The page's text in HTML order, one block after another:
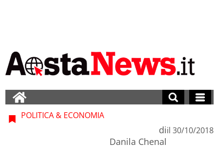
POLITICA & ECONOMIA
di
Danila Chenal
il 30/10/2018